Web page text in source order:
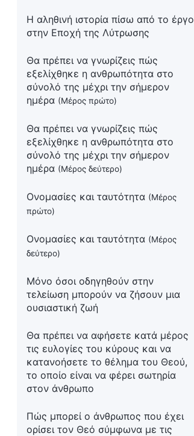
Η αληθινή ιστορία πίσω από το έργο
στην Εποχή της Λύτρωσης
Θα πρέπει να γνωρίζεις πώς
εξελίχθηκε η ανθρωπότητα στο
σύνολό της μέχρι την σήμερον
ημέρα (Μέρος πρώτο)
Θα πρέπει να γνωρίζεις πώς
εξελίχθηκε η ανθρωπότητα στο
σύνολό της μέχρι την σήμερον
ημέρα (Μέρος δεύτερο)
Ονομασίες και ταυτότητα (Μέρος
πρώτο)
Ονομασίες και ταυτότητα (Μέρος
δεύτερο)
Μόνο όσοι οδηγηθούν στην
τελείωση μπορούν να ζήσουν μια
ουσιαστική ζωή
Θα πρέπει να αφήσετε κατά μέρος
τις ευλογίες του κύρους και να
κατανοήσετε το θέλημα του Θεού,
το οποίο είναι να φέρει σωτηρία
στον άνθρωπο
Πώς μπορεί ο άνθρωπος που έχει
ορίσει τον Θεό σύμφωνα με τις